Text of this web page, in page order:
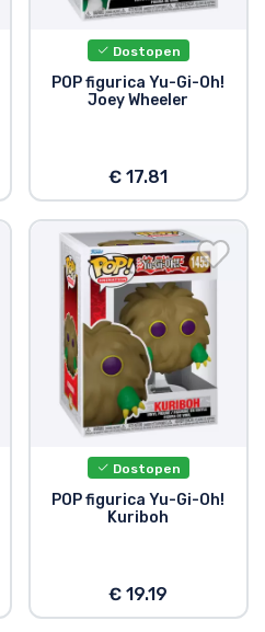
Dostopen
POP figurica Yu-Gi-Oh!
Joey Wheeler
€ 17.81
Dostopen
POP figurica Yu-Gi-Oh!
Kuriboh
€ 19.19